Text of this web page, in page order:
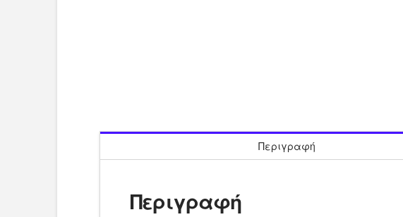
Περιγραφή
Περιγραφή